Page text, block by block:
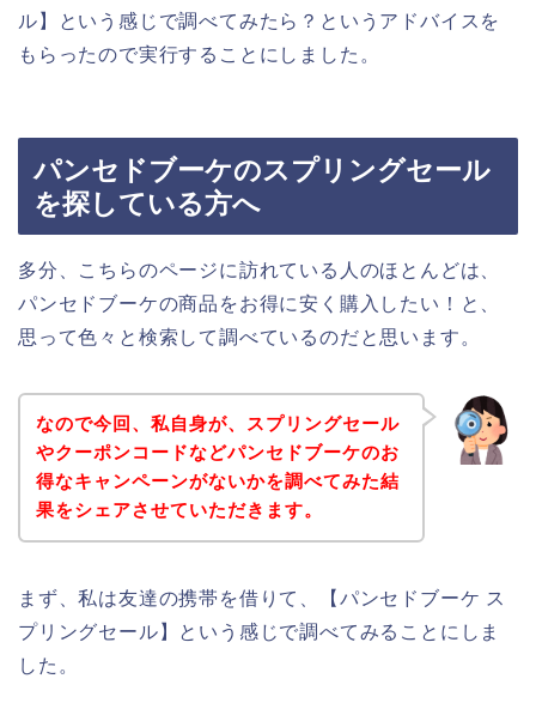
ル】という感じで調べてみたら？というアドバイスを
もらったので実行することにしました。
パンセドブーケのスプリングセール
を探している方へ
多分、こちらのページに訪れている人のほとんどは、
パンセドブーケの商品をお得に安く購入したい！と、
思って色々と検索して調べているのだと思います。
なので今回、私自身が、スプリングセール
やクーポンコードなどパンセドブーケのお
得なキャンペーンがないかを調べてみた結
果をシェアさせていただきます。
まず、私は友達の携帯を借りて、【パンセドブーケ ス
プリングセール】という感じで調べてみることにしま
した。